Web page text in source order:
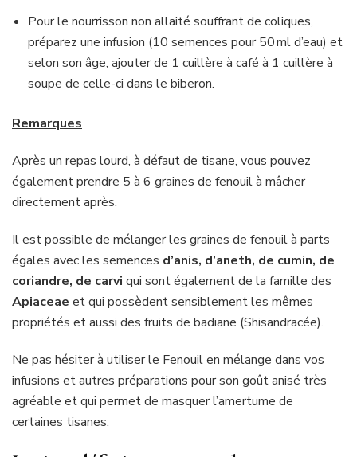
Pour le nourrisson non allaité souffrant de coliques,
préparez une infusion (10 semences pour 50 ml d’eau) et
selon son âge, ajouter de 1 cuillère à café à 1 cuillère à
soupe de celle-ci dans le biberon.
Remarques
Après un repas lourd, à défaut de tisane, vous pouvez
également prendre 5 à 6 graines de fenouil à mâcher
directement après.
Il est possible de mélanger les graines de fenouil à parts
égales avec les semences d’anis, d’aneth, de cumin, de
coriandre, de carvi qui sont également de la famille des
Apiaceae et qui possèdent sensiblement les mêmes
propriétés et aussi des fruits de badiane (Shisandracée).
Ne pas hésiter à utiliser le Fenouil en mélange dans vos
infusions et autres préparations pour son goût anisé très
agréable et qui permet de masquer l’amertume de
certaines tisanes.